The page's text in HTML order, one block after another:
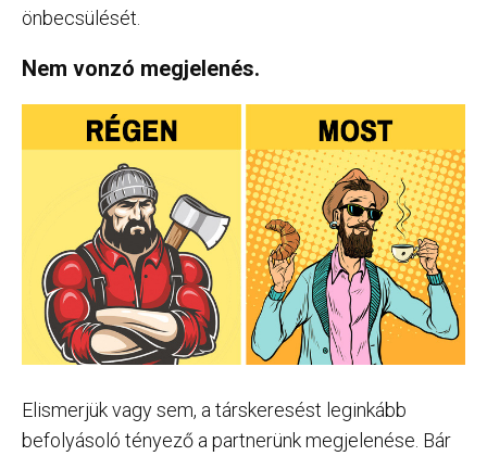
önbecsülését.
Nem vonzó megjelenés.
Elismerjük vagy sem, a társkeresést leginkább
befolyásoló tényező a partnerünk megjelenése. Bár